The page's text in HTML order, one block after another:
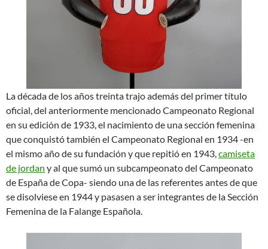
La década de los años treinta trajo además del primer título
oficial, del anteriormente mencionado Campeonato Regional
en su edición de 1933, el nacimiento de una sección femenina
que conquistó también el Campeonato Regional en 1934 -en
el mismo año de su fundación y que repitió en 1943,camiseta
de jordan y al que sumó un subcampeonato del Campeonato
de España de Copa- siendo una de las referentes antes de que
se disolviese en 1944 y pasasen a ser integrantes de la Sección
Femenina de la Falange Española.